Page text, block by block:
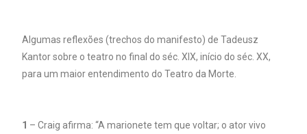
Algumas reflexões (trechos do manifesto) de Tadeusz
Kantor sobre o teatro no final do séc. XIX, início do séc. XX,
para um maior entendimento do Teatro da Morte.
1 – Craig afirma: “A marionete tem que voltar; o ator vivo